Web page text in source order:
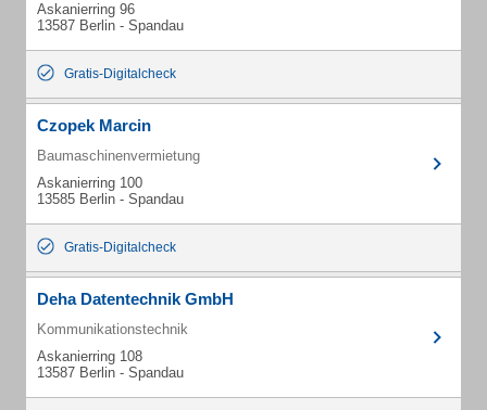
Askanierring 96
13587 Berlin - Spandau
Gratis-Digitalcheck
Czopek Marcin
Baumaschinenvermietung
Askanierring 100
13585 Berlin - Spandau
Gratis-Digitalcheck
Deha Datentechnik GmbH
Kommunikationstechnik
Askanierring 108
13587 Berlin - Spandau